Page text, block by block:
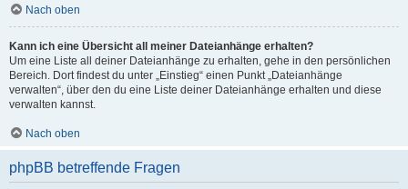
Nach oben
Kann ich eine Übersicht all meiner Dateianhänge erhalten?
Um eine Liste all deiner Dateianhänge zu erhalten, gehe in den persönlichen
Bereich. Dort findest du unter „Einstieg“ einen Punkt „Dateianhänge
verwalten“, über den du eine Liste deiner Dateianhänge erhalten und diese
verwalten kannst.
Nach oben
phpBB betreffende Fragen